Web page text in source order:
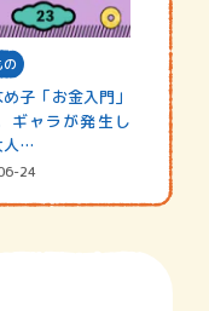
子「お金入門」
ギャラが発生し
人…
24